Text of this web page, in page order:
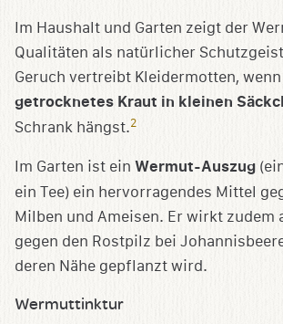
Im Haushalt und Garten zeigt der
Qualitäten als natürlicher
Geruch vertreibt Kleidermotten,
getrocknetes Kraut in kleinen
Schrank hängst.2
Im Garten ist ein Wermut-Auszug
ein Tee) ein hervorragendes Mittel
Milben und Ameisen. Er wirkt zudem
gegen den Rostpilz bei
deren Nähe gepflanzt wird.
Wermuttinktur